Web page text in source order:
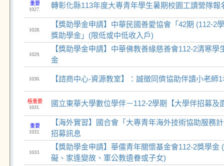
重要
1027.
轉彰化縣113年度大專青年學生暑期校園工讀營隊報
1028.
【獎助學金申請】中華民國善愛協會「42期 (112-2
獎助學金」(限低或中低收入戶)
1029.
【獎助學金申請】中華佛教善緣慈善會112-2清寒學
金
1030. 【諮商中心-資源教室】：誠徵同儕協助伴讀小老師
極重要
1031.
國立東華大學數位學伴－112-2學期【大學伴招募及
重要
1032.
【海外實習】國合會「大專青年海外技術協助服務
招募訊息
1033.
【獎助學金申請】華儒青年關懷基金會112-2獎學金
礙、家逢變故、軍公教遺眷或子女)